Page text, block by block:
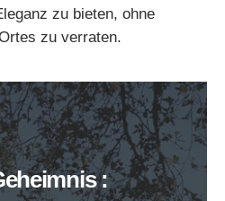
zu bieten, ohne
zu verraten.
: